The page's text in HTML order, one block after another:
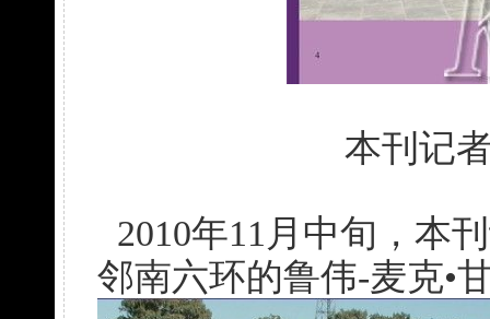
本刊记
2010年11月中旬，本
邻南六环的鲁伟-麦克•